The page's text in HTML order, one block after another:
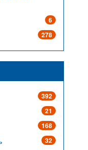
6
278
392
21
168
32